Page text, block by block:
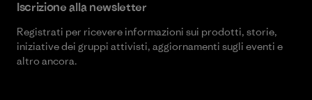
Iscrizione alla newsletter
Registrati per ricevere informazioni sui prodotti, storie,
iniziative dei gruppi attivisti, aggiornamenti sugli eventi e
altro ancora.